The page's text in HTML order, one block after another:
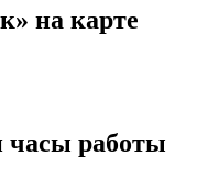
на карте
часы работы